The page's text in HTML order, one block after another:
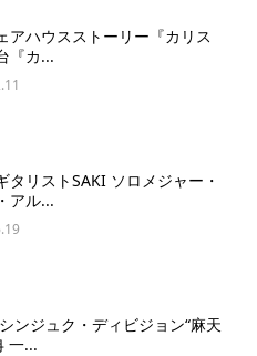
アハウスストーリー『カリス
『カ...
タリストSAKI ソロメジャー・
アル...
ンジュク・ディビジョン“麻天
一...